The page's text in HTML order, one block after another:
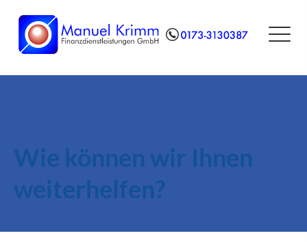
Wie können wir Ihnen
weiterhelfen?